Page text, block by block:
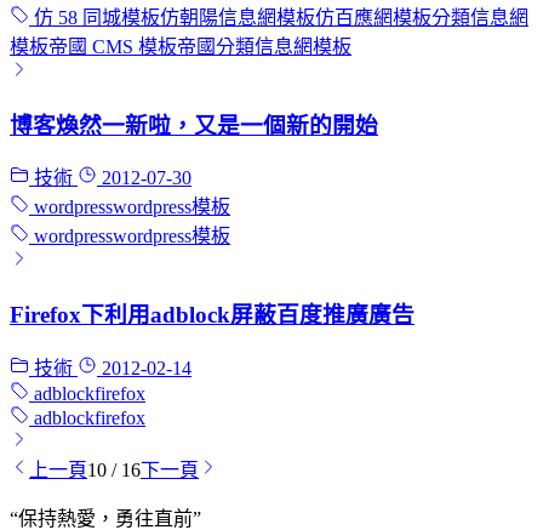
仿 58 同城模板仿朝陽信息網模板仿百應網模板分類信息網
模板帝國 CMS 模板帝國分類信息網模板
博客煥然一新啦，又是一個新的開始
技術
2012-07-30
wordpresswordpress模板
wordpresswordpress模板
Firefox下利用adblock屏蔽百度推廣廣告
技術
2012-02-14
adblockfirefox
adblockfirefox
上一頁10 / 16下一頁
“保持熱愛，勇往直前”